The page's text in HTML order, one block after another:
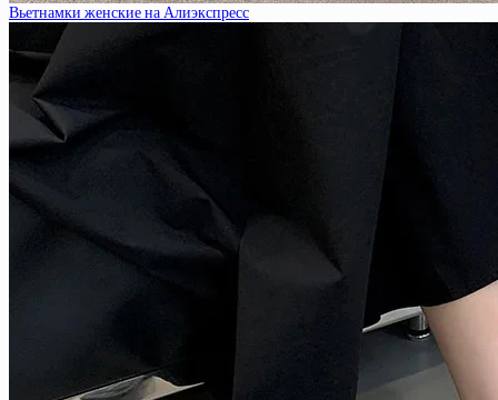
Вьетнамки женские на Алиэкспресс